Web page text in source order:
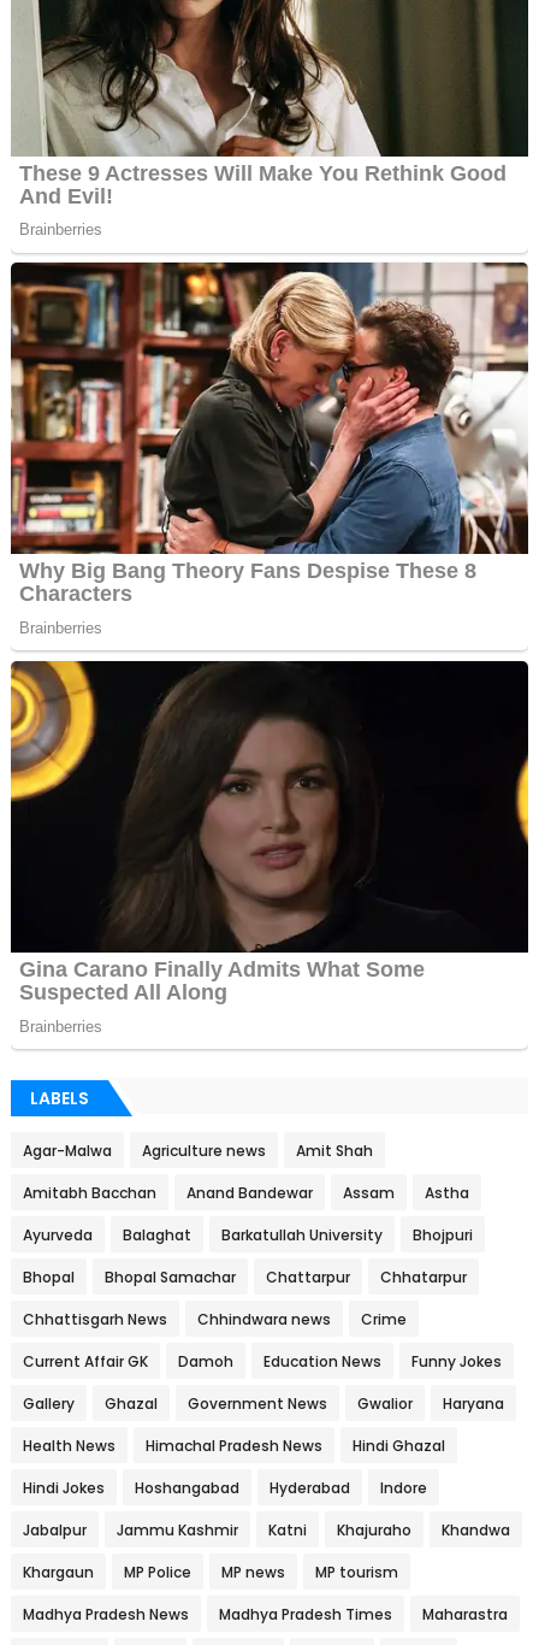
LABELS
Agar-Malwa Agriculture news Amit Shah
Amitabh Bacchan Anand Bandewar Assam Astha
Ayurveda Balaghat Barkatullah University Bhojpuri
Bhopal Bhopal Samachar Chattarpur Chhatarpur
Chhattisgarh News Chhindwara news Crime
Current Affair GK Damoh Education News Funny Jokes
Gallery Ghazal Government News Gwalior Haryana
Health News Himachal Pradesh News Hindi Ghazal
Hindi Jokes Hoshangabad Hyderabad Indore
Jabalpur Jammu Kashmir Katni Khajuraho Khandwa
Khargaun MP Police MP news MP tourism
Madhya Pradesh News Madhya Pradesh Times Maharastra